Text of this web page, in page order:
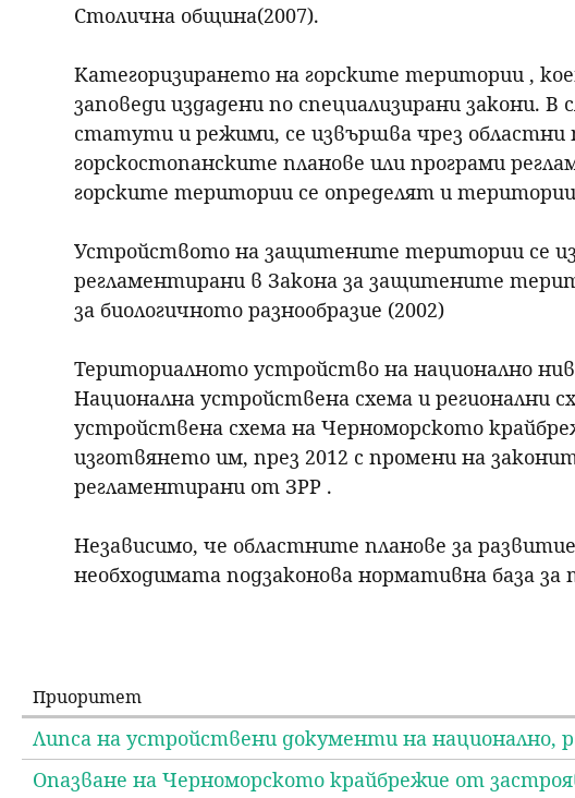
Столична община(2007).
Категоризирането на горските територии ,
заповеди издадени по специализирани закони.
статути и режими, се извършва чрез областни
горскостопанските планове или програми
горските територии се определят и
Устройството на защитените територии се
регламентирани в Закона за защитените
за биологичното разнообразие (2002)
Териториалното устройство на национално
Национална устройствена схема и регионални
устройствена схема на Черноморското
изготвянето им, през 2012 с промени на
регламентирани от ЗРР .
Независимо, че областните планове за
необходимата подзаконова нормативна база
Приоритет
Липса на устройствени документи на национално,
Опазване на Черноморското крайбрежие от